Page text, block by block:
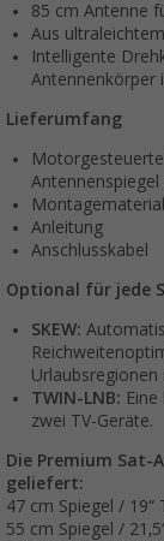
85 cm Antenne
Aus
Intelligente
Antennenkörper
Lieferumfang
Montagematerial
Anleitung
Anschlusskabel
Optional für jede
SKEW:
Urlaubsregionen
TWIN-LNB:
zwei TV-Geräte.
Die Premium Sat-
geliefert:
47 cm Spiegel / 19“
55 cm Spiegel /